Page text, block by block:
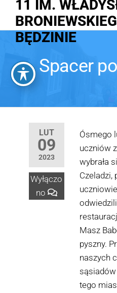
11 IM.
BĘDZINIE
Spacer
LUT
09
2023
Wyłączo
no
Ósmego
uczniów
wybrała
Czeladzi,
Masz
pyszny.
naszych
tego